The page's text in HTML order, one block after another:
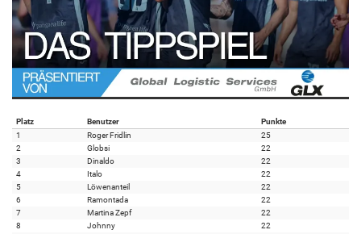
Platz Benutzer
Punkte
1
Roger Fridlin
25
2
Globsi
22
3
Dinaldo
22
4
Italo
22
5
Löwenanteil
22
6
Ramontada
22
7
Martina Zepf
22
8
Johnny
22